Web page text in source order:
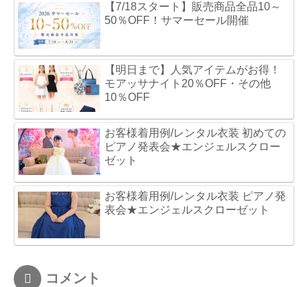
【7/18スタート】販売商品全品10～
50％OFF！サマーセール開催
【明日まで】人気アイテムがお得！
モアッサナイト20％OFF・その他
10％OFF
お客様着用例/レンタル衣装 初めての
ピアノ発表会★エンジェルスクロー
ゼット
お客様着用例/レンタル衣装 ピアノ発
表会★エンジェルスクローゼット
コメント